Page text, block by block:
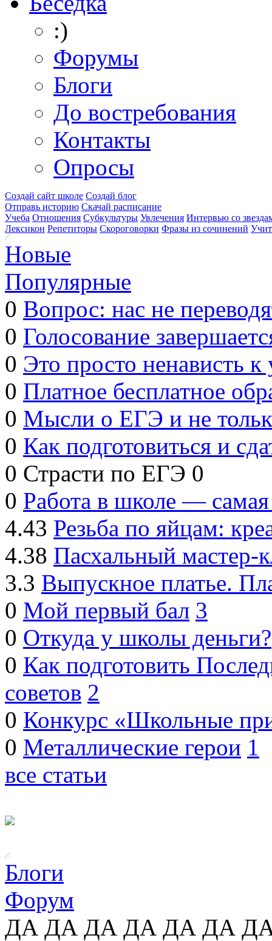
:)
Форумы
Блоги
До востребования
Контакты
Опросы
Создай сайт школе Создай блог
Отправь историю Скачай расписание
Учеба Отношения Субкультуры Увлечения Интервью со
Лексикон Репетиторы Скороговорки Фразы из сочинений
Новые
Популярные
0 Вопрос: нас не
0 Голосование
0 Это просто ненависть к
0 Платное бесплатное
0 Мысли о ЕГЭ и не
0 Как подготовиться и
0 Страсти по ЕГЭ 0
0 Работа в школе — самая
4.43 Резьба по яйцам:
4.38 Пасхальный мастер-
3.3 Выпускное платье.
0 Мой первый бал 3
0 Откуда у школы деньги?
0 Как подготовить
советов 2
0 Конкурс «Школьные
0 Металлические герои 1
все статьи
Блоги
Форум
ДА ДА ДА ДА ДА ДА